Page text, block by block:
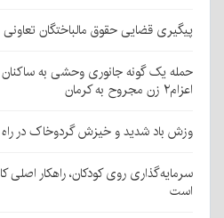
پیگیری قضایی حقوق مالباختگان
حمله یک گونه جانوری وحشی به ساکنان
اعزام۲ زن مجروح به کرمان
وزش باد شدید و خیزش گردوخاک در راه
سرمایه‌گذاری روی کودکان، راهکار
است